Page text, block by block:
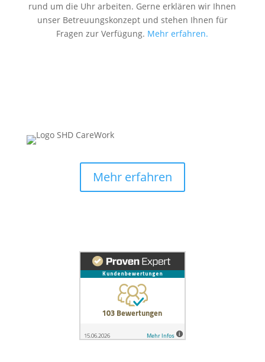
rund um die Uhr arbeiten. Gerne erklären wir Ihnen
unser Betreuungskonzept und stehen Ihnen für
Fragen zur Verfügung. Mehr erfahren.
Mehr erfahren